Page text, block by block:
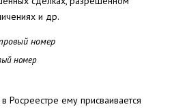
и др.
номер
Росреестре ему присваивается